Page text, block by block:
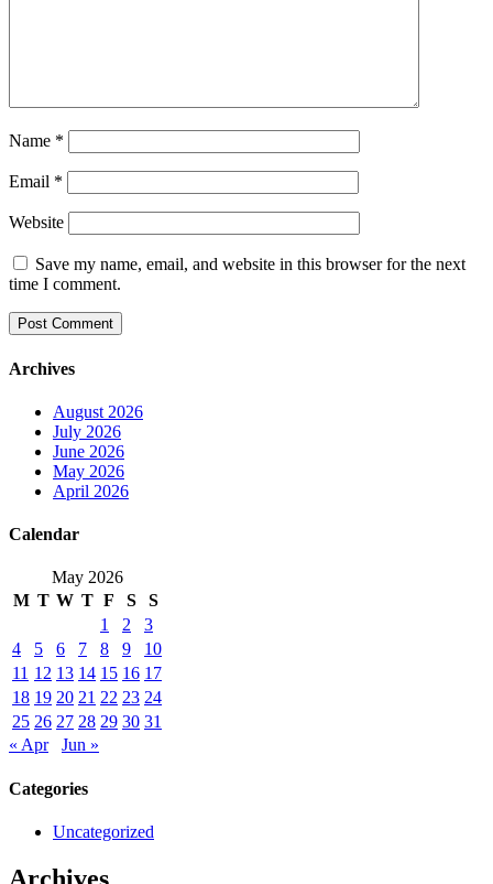
Name *
Email *
Website
Save my name, email, and website in this browser for the next
time I comment.
Archives
August 2026
July 2026
June 2026
May 2026
April 2026
Calendar
May 2026
M T W T F S
S
1
2
3
4
5 6 7 8 9
10
11 12 13 14 15 16 17
18 19 20 21 22 23 24
25 26 27 28 29 30 31
« Apr
Jun »
Categories
Uncategorized